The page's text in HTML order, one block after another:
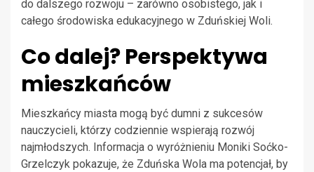
do dalszego rozwoju – zarówno osobistego, jak i
całego środowiska edukacyjnego w Zduńskiej Woli.
Co dalej? Perspektywa
mieszkańców
Mieszkańcy miasta mogą być dumni z sukcesów
nauczycieli, którzy codziennie wspierają rozwój
najmłodszych. Informacja o wyróżnieniu Moniki Soćko-
Grzelczyk pokazuje, że Zduńska Wola ma potencjał, by